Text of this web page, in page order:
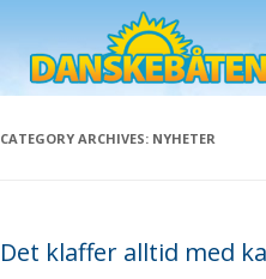
CATEGORY ARCHIVES: NYHETER
Det klaffer alltid med